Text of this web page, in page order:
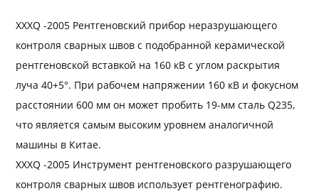
XXXQ -2005 Рентгеновский прибор неразрушающего
контроля сварных швов с подобранной керамической
рентгеновской вставкой на 160 кВ с углом раскрытия
луча 40+5°. При рабочем напряжении 160 кВ и фокусном
расстоянии 600 мм он может пробить 19-мм сталь Q235,
что является самым высоким уровнем аналогичной
машины в Китае.
XXXQ -2005 Инструмент рентгеновского разрушающего
контроля сварных швов использует рентгенографию.